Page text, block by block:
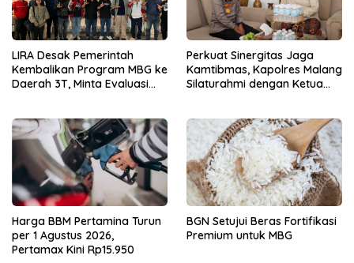
LIRA Desak Pemerintah
Kembalikan Program MBG ke
Daerah 3T, Minta Evaluasi
Perkuat Sinergitas Jaga
Kamtibmas, Kapolres Malang
Silaturahmi dengan Ketua
Harga BBM Pertamina Turun
per 1 Agustus 2026,
Pertamax Kini Rp15.950
BGN Setujui Beras Fortifikasi
Premium untuk MBG